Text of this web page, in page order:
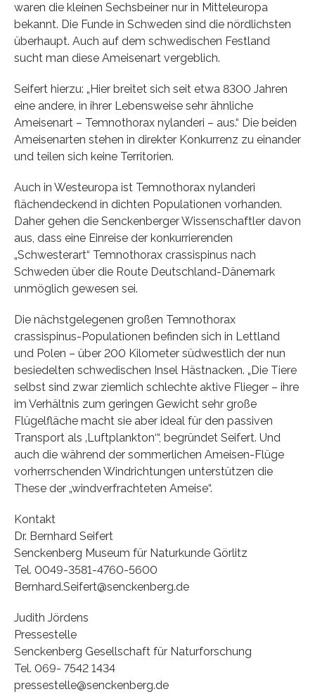
waren die kleinen Sechsbeiner nur in Mitteleuropa
bekannt. Die Funde in Schweden sind die nördlichsten
überhaupt. Auch auf dem schwedischen Festland
sucht man diese Ameisenart vergeblich.
Seifert hierzu: „Hier breitet sich seit etwa 8300 Jahren
eine andere, in ihrer Lebensweise sehr ähnliche
Ameisenart – Temnothorax nylanderi – aus.“ Die beiden
Ameisenarten stehen in direkter Konkurrenz zu einander
und teilen sich keine Territorien.
Auch in Westeuropa ist Temnothorax nylanderi
flächendeckend in dichten Populationen vorhanden.
Daher gehen die Senckenberger Wissenschaftler davon
aus, dass eine Einreise der konkurrierenden
„Schwesterart“ Temnothorax crassispinus nach
Schweden über die Route Deutschland-Dänemark
unmöglich gewesen sei.
Die nächstgelegenen großen Temnothorax
crassispinus-Populationen befinden sich in Lettland
und Polen – über 200 Kilometer südwestlich der nun
besiedelten schwedischen Insel Hästnacken. „Die Tiere
selbst sind zwar ziemlich schlechte aktive Flieger – ihre
im Verhältnis zum geringen Gewicht sehr große
Flügelfläche macht sie aber ideal für den passiven
Transport als ‚Luftplankton‘“, begründet Seifert. Und
auch die während der sommerlichen Ameisen-Flüge
vorherrschenden Windrichtungen unterstützen die
These der „windverfrachteten Ameise“.
Kontakt
Dr. Bernhard Seifert
Senckenberg Museum für Naturkunde Görlitz
Tel. 0049-3581-4760-5600
Bernhard.Seifert@senckenberg.de
Judith Jördens
Pressestelle
Senckenberg Gesellschaft für Naturforschung
Tel. 069- 7542 1434
pressestelle@senckenberg.de